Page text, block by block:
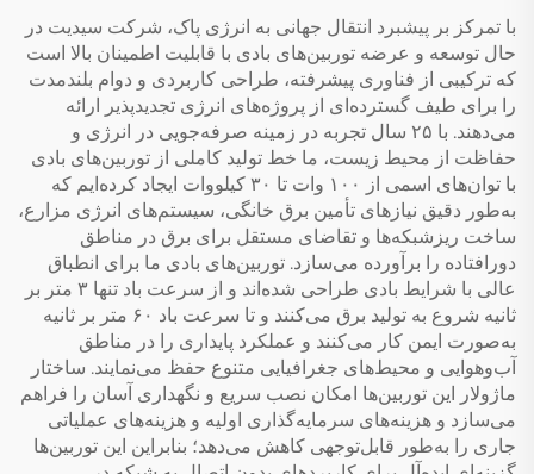
با تمرکز بر پیشبرد انتقال جهانی به انرژی پاک، شرکت سیدیت در
حال توسعه و عرضه توربین‌های بادی با قابلیت اطمینان بالا است
که ترکیبی از فناوری پیشرفته، طراحی کاربردی و دوام بلندمدت
را برای طیف گسترده‌ای از پروژه‌های انرژی تجدیدپذیر ارائه
می‌دهند. با ۲۵ سال تجربه در زمینه صرفه‌جویی در انرژی و
حفاظت از محیط زیست، ما خط تولید کاملی از توربین‌های بادی
با توان‌های اسمی از ۱۰۰ وات تا ۳۰ کیلووات ایجاد کرده‌ایم که
به‌طور دقیق نیازهای تأمین برق خانگی، سیستم‌های انرژی مزارع،
ساخت ریزشبکه‌ها و تقاضای مستقل برای برق در مناطق
دورافتاده را برآورده می‌سازد. توربین‌های بادی ما برای انطباق
عالی با شرایط بادی طراحی شده‌اند و از سرعت باد تنها ۳ متر بر
ثانیه شروع به تولید برق می‌کنند و تا سرعت باد ۶۰ متر بر ثانیه
به‌صورت ایمن کار می‌کنند و عملکرد پایداری را در مناطق
آب‌وهوایی و محیط‌های جغرافیایی متنوع حفظ می‌نمایند. ساختار
ماژولار این توربین‌ها امکان نصب سریع و نگهداری آسان را فراهم
می‌سازد و هزینه‌های سرمایه‌گذاری اولیه و هزینه‌های عملیاتی
جاری را به‌طور قابل‌توجهی کاهش می‌دهد؛ بنابراین این توربین‌ها